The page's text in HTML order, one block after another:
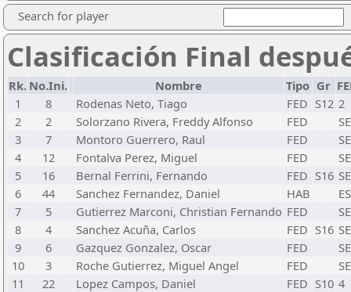
Search for player
Clasificación Final
Rk. No.Ini. Nombre Tipo Gr
1
8 Rodenas Neto, Tiago FED S12 2
2
2 Solorzano Rivera, Freddy Alfonso FED
SE
3
7 Montoro Guerrero, Raul FED
SE
4
12 Fontalva Perez, Miguel FED
SE
5
16 Bernal Ferrini, Fernando FED S16 SE
6
44 Sanchez Fernandez, Daniel HAB
7
5 Gutierrez Marconi, Christian Fernando FED
SE
8
4 Sanchez Acuña, Carlos FED S16 SE
9
6 Gazquez Gonzalez, Oscar FED
SE
10
3 Roche Gutierrez, Miguel Angel FED
SE
11
22 Lopez Campos, Daniel FED S10 4